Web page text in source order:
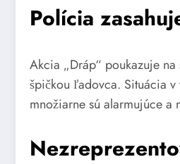
Polícia
Akcia „Dráp“ poukazuje
špičkou ľadovca. Situácia
množiarne sú alarmujúce a